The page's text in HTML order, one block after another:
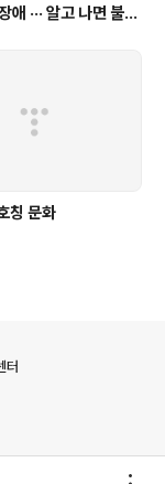
애 ··· 알고 나면 불편
칭 문화
터